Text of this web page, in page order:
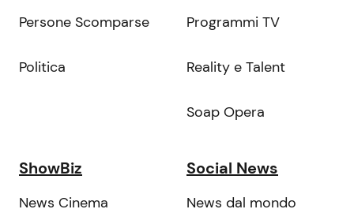
Persone Scomparse
Politica
Programmi TV
Reality e Talent
Soap Opera
ShowBiz
News Cinema
Social News
News dal mondo